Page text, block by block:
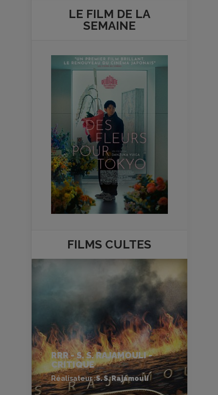
LE FILM DE LA
SEMAINE
FILMS CULTES
RRR - S. S. RAJAMOULI -
CRITIQUE
Réalisateur :S. S. Rajamouli